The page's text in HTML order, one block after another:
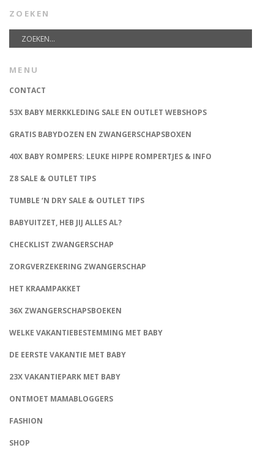
ZOEKEN
MENU
CONTACT
53X BABY MERKKLEDING SALE EN OUTLET WEBSHOPS
GRATIS BABYDOZEN EN ZWANGERSCHAPSBOXEN
40X BABY ROMPERS: LEUKE HIPPE ROMPERTJES & INFO
Z8 SALE & OUTLET TIPS
TUMBLE ‘N DRY SALE & OUTLET TIPS
BABYUITZET, HEB JIJ ALLES AL?
CHECKLIST ZWANGERSCHAP
ZORGVERZEKERING ZWANGERSCHAP
HET KRAAMPAKKET
36X ZWANGERSCHAPSBOEKEN
WELKE VAKANTIEBESTEMMING MET BABY
DE EERSTE VAKANTIE MET BABY
23X VAKANTIEPARK MET BABY
ONTMOET MAMABLOGGERS
FASHION
SHOP